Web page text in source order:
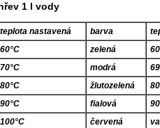
1 l vody
teplota nastavená barva
60°C
zelená
70°C
modrá
80°C
žlutozelená
90°C
fialová
100°C
červená